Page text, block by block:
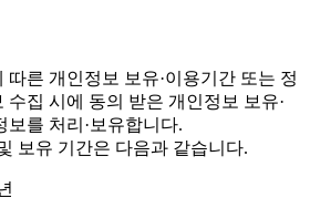
따른 개인정보 보유·이용기간 또는 정
수집 시에 동의 받은 개인정보 보유·
를 처리·보유합니다.
보유 기간은 다음과 같습니다.